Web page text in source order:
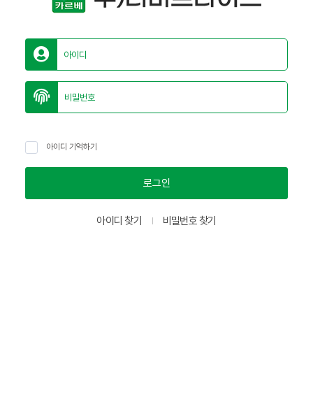
아이디 기억하기
로그인
아이디 찾기 비밀번호 찾기